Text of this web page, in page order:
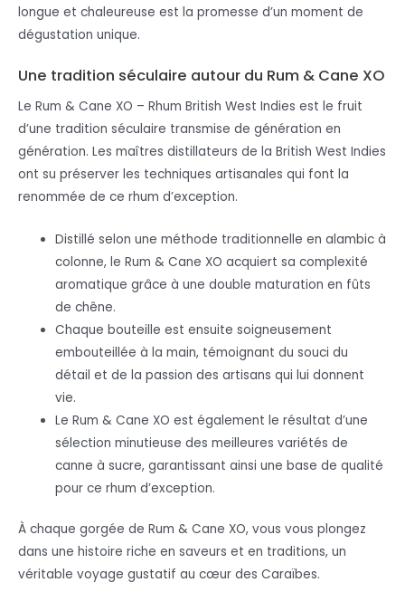
longue et chaleureuse est la promesse d’un moment de
dégustation unique.
Une tradition séculaire autour du Rum & Cane XO
Le Rum & Cane XO – Rhum British West Indies est le fruit
d’une tradition séculaire transmise de génération en
génération. Les maîtres distillateurs de la British West Indies
ont su préserver les techniques artisanales qui font la
renommée de ce rhum d’exception.
Distillé selon une méthode traditionnelle en alambic à
colonne, le Rum & Cane XO acquiert sa complexité
aromatique grâce à une double maturation en fûts
de chêne.
Chaque bouteille est ensuite soigneusement
embouteillée à la main, témoignant du souci du
détail et de la passion des artisans qui lui donnent
vie.
Le Rum & Cane XO est également le résultat d’une
sélection minutieuse des meilleures variétés de
canne à sucre, garantissant ainsi une base de qualité
pour ce rhum d’exception.
À chaque gorgée de Rum & Cane XO, vous vous plongez
dans une histoire riche en saveurs et en traditions, un
véritable voyage gustatif au cœur des Caraïbes.